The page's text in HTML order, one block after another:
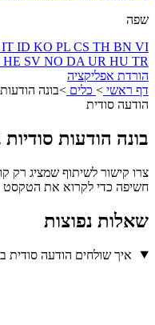
שפה
IT ID KO PL CS TH BN VI
HE SV NO DA UR HU TR
הורדת אפליקציה
דף ראשי > כלים >בונה
הודעה סודית
בונה הודעות
צרו קישור לשיתוף שמציג רק
חשיפה כדי לקרוא את הטקסט
שאלות נפוצות
איך שולחים הודעה סודית